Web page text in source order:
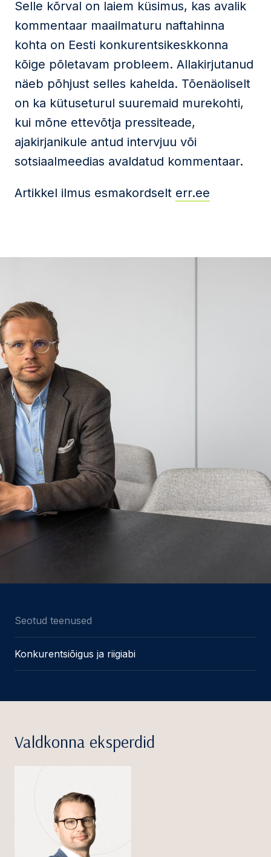
Selle kõrval on laiem küsimus, kas avalik
kommentaar maailmaturu naftahinna
kohta on Eesti konkurentsikeskkonna
kõige põletavam probleem. Allakirjutanud
näeb põhjust selles kahelda. Tõenäoliselt
on ka kütuseturul suuremaid murekohti,
kui mõne ettevõtja pressiteade,
ajakirjanikule antud intervjuu või
sotsiaalmeedias avaldatud kommentaar.
Artikkel ilmus esmakordselt err.ee
Seotud teenused
Konkurentsiõigus ja riigiabi
Valdkonna eksperdid